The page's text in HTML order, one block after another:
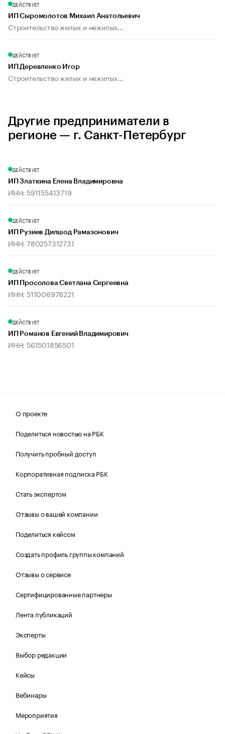
ДЕЙСТВУЕТ
ИП Сыромолотов Михаил Анатольевич
Строительство жилых и нежилых...
ДЕЙСТВУЕТ
ИП Деревленко Игор
Строительство жилых и нежилых...
Другие предприниматели в
регионе — г. Санкт-Петербург
ДЕЙСТВУЕТ
ИП Златкина Елена Владимировна
ИНН: 591155413719
ДЕЙСТВУЕТ
ИП Рузиев Дилшод Рамазонович
ИНН: 780257312731
ДЕЙСТВУЕТ
ИП Просолова Светлана Сергеевна
ИНН: 511006978221
ДЕЙСТВУЕТ
ИП Романов Евгений Владимирович
ИНН: 561501856501
О проекте
Поделиться новостью на РБК
Получить пробный доступ
Корпоративная подписка РБК
Стать экспертом
Отзывы о вашей компании
Поделиться кейсом
Создать профиль группы компаний
Отзывы о сервисе
Сертифицированные партнеры
Лента публикаций
Эксперты
Выбор редакции
Кейсы
Вебинары
Мероприятия